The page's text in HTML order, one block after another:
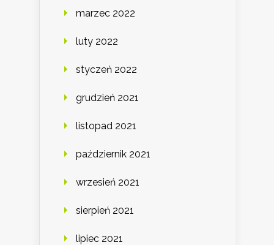
marzec 2022
luty 2022
styczeń 2022
grudzień 2021
listopad 2021
październik 2021
wrzesień 2021
sierpień 2021
lipiec 2021